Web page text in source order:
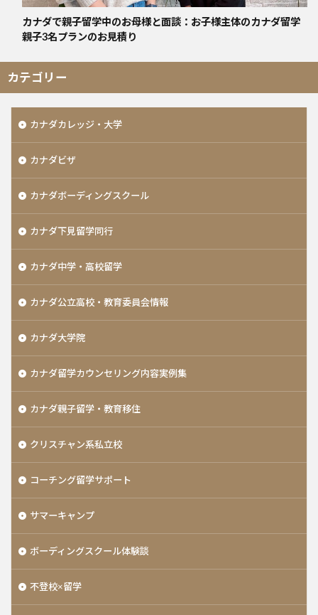
カナダで親子留学中のお母様と面談：お子様主体のカナダ留学
親子3名プランのお見積り
カテゴリー
カナダカレッジ・大学
カナダビザ
カナダボーディングスクール
カナダ下見留学同行
カナダ中学・高校留学
カナダ公立高校・教育委員会情報
カナダ大学院
カナダ留学カウンセリング内容実例集
カナダ親子留学・教育移住
クリスチャン系私立校
コーチング留学サポート
サマーキャンプ
ボーディングスクール体験談
不登校×留学